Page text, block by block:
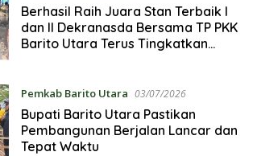
Berhasil Raih Juara Stan Terbaik I
dan II Dekranasda Bersama TP PKK
Barito Utara Terus Tingkatkan
Pemkab Barito Utara 03/07/2026
Bupati Barito Utara Pastikan
Pembangunan Berjalan Lancar dan
Tepat Waktu